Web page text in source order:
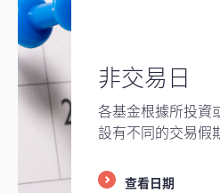
非交易日
各基金根據所投資
設有不同的交易假
查看日期